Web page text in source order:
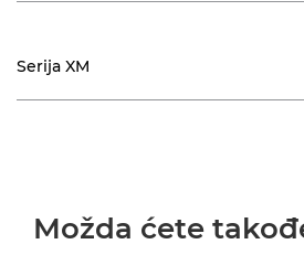
Serija XM
Možda ćete